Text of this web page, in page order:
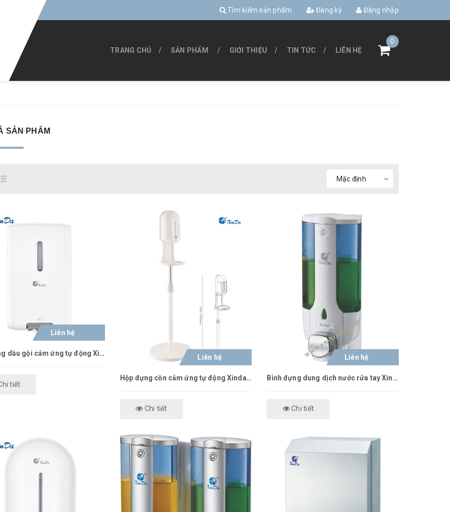
Tìm kiếm sản phẩm Đăng ký Đăng nhập
TRANG CHỦ SẢN PHẨM GIỚI THIỆU TIN TỨC LIÊN HỆ
0
SẢN PHẨM
Liên hệ
Hộp đựng dầu gội cảm ứng tự động Xinda XDQ210
tiết
Liên hệ
Hộp đựng cồn cảm ứng tự động Xinda XDQ110 đứng
Chi tiết
Liên hệ
Bình đựng dung dịch nước rửa tay Xinda ZYQ-138
Chi tiết